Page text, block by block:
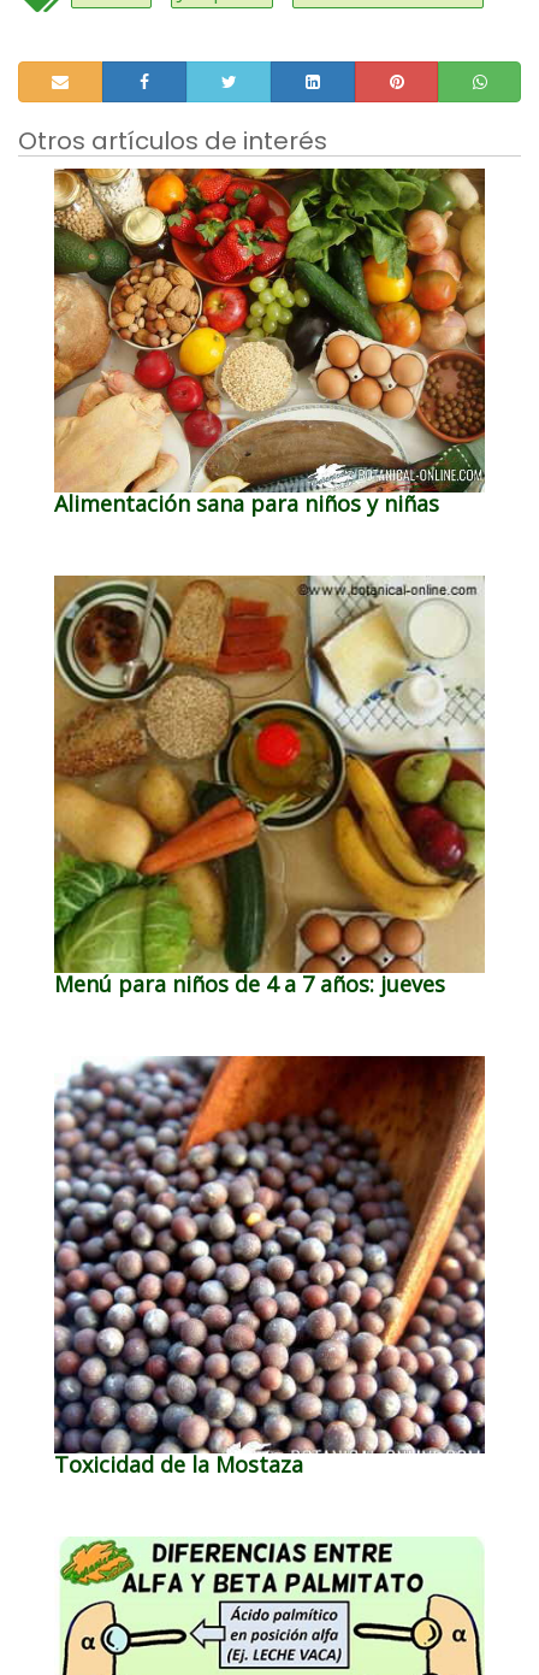
Otros artículos de interés
Alimentación sana para niños y niñas
Menú para niños de 4 a 7 años: jueves
Toxicidad de la Mostaza